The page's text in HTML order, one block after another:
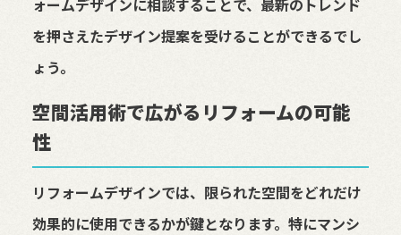
ォームデザインに相談することで、最新のトレンド
を押さえたデザイン提案を受けることができるでし
ょう。
空間活用術で広がるリフォームの可能
性
リフォームデザインでは、限られた空間をどれだけ
効果的に使用できるかが鍵となります。特にマンシ